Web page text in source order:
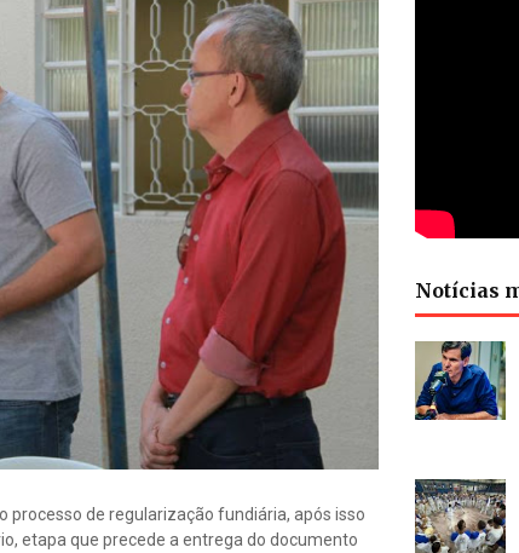
de regularização fundiária, após isso
etapa que precede a entrega do documento
Notícias